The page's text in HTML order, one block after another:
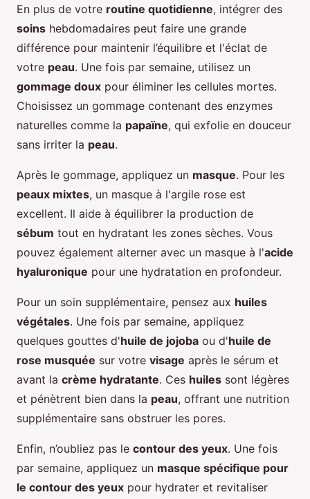
En plus de votre routine quotidienne, intégrer des
soins hebdomadaires peut faire une grande
différence pour maintenir l’équilibre et l'éclat de
votre peau. Une fois par semaine, utilisez un
gommage doux pour éliminer les cellules mortes.
Choisissez un gommage contenant des enzymes
naturelles comme la papaïne, qui exfolie en douceur
sans irriter la peau.
Après le gommage, appliquez un masque. Pour les
peaux mixtes, un masque à l'argile rose est
excellent. Il aide à équilibrer la production de
sébum tout en hydratant les zones sèches. Vous
pouvez également alterner avec un masque à l'acide
hyaluronique pour une hydratation en profondeur.
Pour un soin supplémentaire, pensez aux huiles
végétales. Une fois par semaine, appliquez
quelques gouttes d'huile de jojoba ou d'huile de
rose musquée sur votre visage après le sérum et
avant la crème hydratante. Ces huiles sont légères
et pénètrent bien dans la peau, offrant une nutrition
supplémentaire sans obstruer les pores.
Enfin, n’oubliez pas le contour des yeux. Une fois
par semaine, appliquez un masque spécifique pour
le contour des yeux pour hydrater et revitaliser